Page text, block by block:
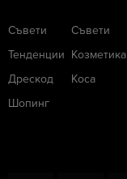
Съвети
Тенденции
Дрескод
Шопинг
Съвети
Козметика
Коса